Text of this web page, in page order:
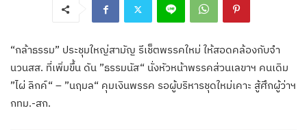
“กล้าธรรม” ประชุมใหญ่สามัญ รีเช็ตพรรคใหม่ ให้สอดคล้องกับจำ
นวนสส. ที่เพิ่มขึ้น ดัน ”ธรรมนัส“ นั่งหัวหน้าพรรคส่วนเลขาฯ คนเดิม
”ไผ่ ลิกค์“ – ”นฤมล“ คุมเงินพรรค รอผู้บริหารชุดใหม่เคาะ สู้ศึกผู้ว่าฯ
กทม.-สก.